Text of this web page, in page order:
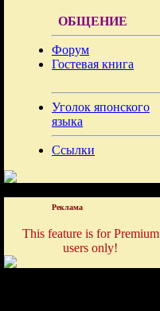
ОБЩЕНИЕ
Форум
Гостевая книга
Уголок японского
языка
Ссылки
Реклама
This feature is for Premium
users only!